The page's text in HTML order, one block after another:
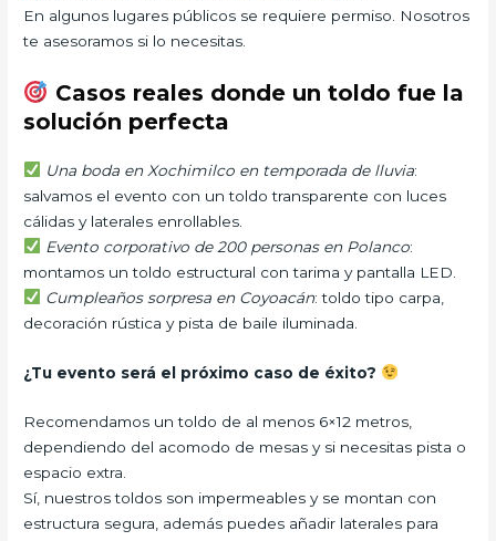
En algunos lugares públicos se requiere permiso. Nosotros
te asesoramos si lo necesitas.
Casos reales donde un toldo fue la
solución perfecta
Una boda en Xochimilco en temporada de lluvia:
salvamos el evento con un toldo transparente con luces
cálidas y laterales enrollables.
Evento corporativo de 200 personas en Polanco:
montamos un toldo estructural con tarima y pantalla LED.
Cumpleaños sorpresa en Coyoacán: toldo tipo carpa,
decoración rústica y pista de baile iluminada.
¿Tu evento será el próximo caso de éxito?
Recomendamos un toldo de al menos 6×12 metros,
dependiendo del acomodo de mesas y si necesitas pista o
espacio extra.
Sí, nuestros toldos son impermeables y se montan con
estructura segura, además puedes añadir laterales para